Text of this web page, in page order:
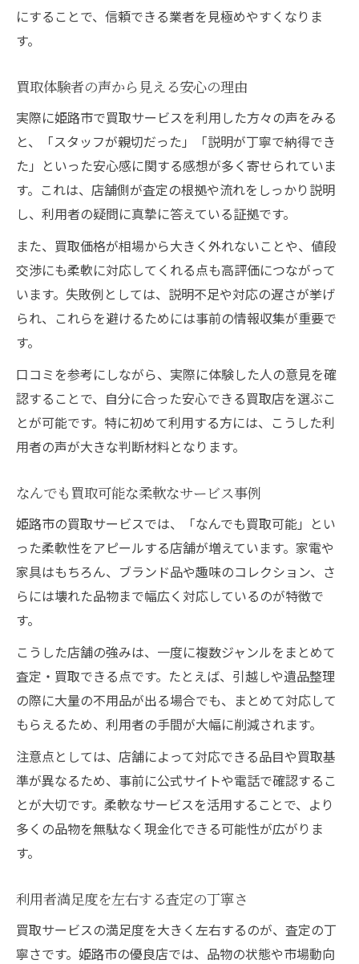
にすることで、信頼できる業者を見極めやすくなりま
す。
買取体験者の声から見える安心の理由
実際に姫路市で買取サービスを利用した方々の声をみる
と、「スタッフが親切だった」「説明が丁寧で納得でき
た」といった安心感に関する感想が多く寄せられていま
す。これは、店舗側が査定の根拠や流れをしっかり説明
し、利用者の疑問に真摯に答えている証拠です。
また、買取価格が相場から大きく外れないことや、値段
交渉にも柔軟に対応してくれる点も高評価につながって
います。失敗例としては、説明不足や対応の遅さが挙げ
られ、これらを避けるためには事前の情報収集が重要で
す。
口コミを参考にしながら、実際に体験した人の意見を確
認することで、自分に合った安心できる買取店を選ぶこ
とが可能です。特に初めて利用する方には、こうした利
用者の声が大きな判断材料となります。
なんでも買取可能な柔軟なサービス事例
姫路市の買取サービスでは、「なんでも買取可能」とい
った柔軟性をアピールする店舗が増えています。家電や
家具はもちろん、ブランド品や趣味のコレクション、さ
らには壊れた品物まで幅広く対応しているのが特徴で
す。
こうした店舗の強みは、一度に複数ジャンルをまとめて
査定・買取できる点です。たとえば、引越しや遺品整理
の際に大量の不用品が出る場合でも、まとめて対応して
もらえるため、利用者の手間が大幅に削減されます。
注意点としては、店舗によって対応できる品目や買取基
準が異なるため、事前に公式サイトや電話で確認するこ
とが大切です。柔軟なサービスを活用することで、より
多くの品物を無駄なく現金化できる可能性が広がりま
す。
利用者満足度を左右する査定の丁寧さ
買取サービスの満足度を大きく左右するのが、査定の丁
寧さです。姫路市の優良店では、品物の状態や市場動向